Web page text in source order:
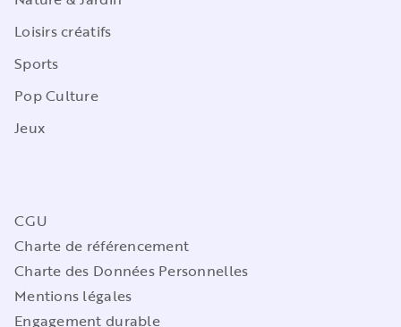
Loisirs créatifs
Sports
Pop Culture
Jeux
CGU
Charte de référencement
Charte des Données Personnelles
Mentions légales
Engagement durable